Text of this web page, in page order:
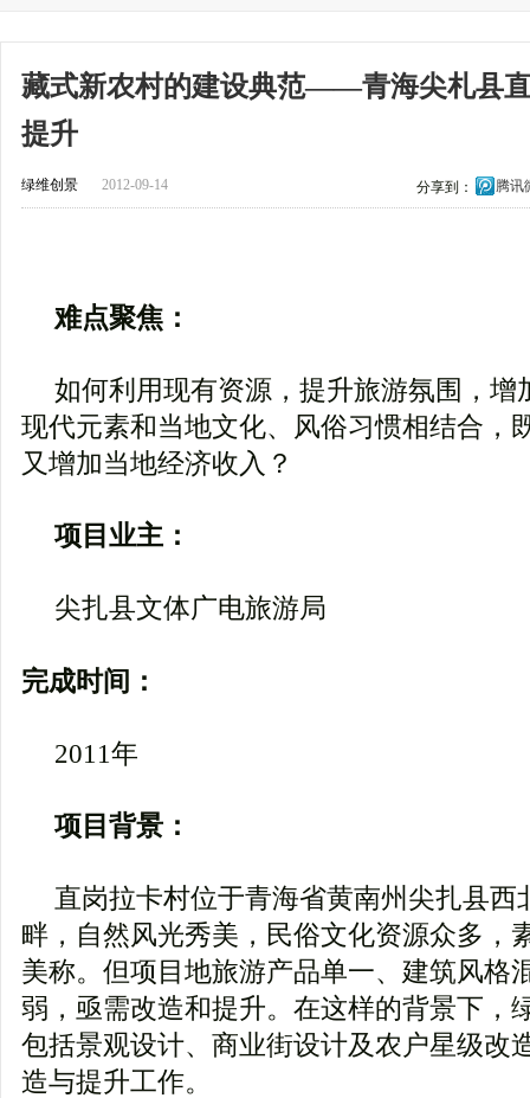
藏式新农村的建设典范——青海尖札县
提升
绿维创景 2012-09-14 分享到： 腾讯
难点聚焦：
如何利用现有资源，提升旅游氛围，增
现代元素和当地文化、风俗习惯相结合，
又增加当地经济收入？
项目业主：
尖扎县文体广电旅游局
完成时间：
2011年
项目背景：
直岗拉卡村位于青海省黄南州尖扎县西
畔，自然风光秀美，民俗文化资源众多，
美称。但项目地旅游产品单一、建筑风格
弱，亟需改造和提升。在这样的背景下，
包括景观设计、商业街设计及农户星级改
造与提升工作。